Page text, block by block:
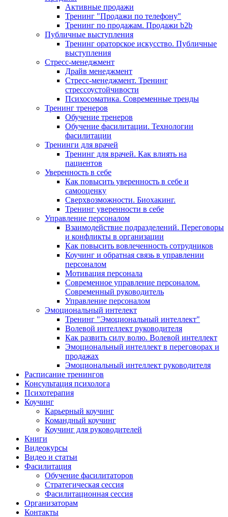
Активные продажи
Тренинг "Продажи по телефону"
Тренинг по продажам. Продажи b2b
Публичные выступления
Тренинг ораторское искусство. Публичные
выступления
Стресс-менеджмент
Драйв менеджмент
Стресс-менеджмент. Тренинг
стрессоустойчивости
Психосоматика. Современные тренды
Тренинг тренеров
Обучение тренеров
Обучение фасилитации. Технологии
фасилитации
Тренинги для врачей
Тренинг для врачей. Как влиять на
пациентов
Уверенность в себе
Как повысить уверенность в себе и
самооценку
Сверхвозможности. Биохакинг.
Тренинг уверенности в себе
Управление персоналом
Взаимодействие подразделений. Переговоры
и конфликты в организации
Как повысить вовлеченность сотрудников
Коучинг и обратная связь в управлении
персоналом
Мотивация персонала
Современное управление персоналом.
Современный руководитель
Управление персоналом
Эмоциональный интелект
Тренинг "Эмоциональный интеллект"
Волевой интеллект руководителя
Как развить силу волю. Волевой интеллект
Эмоциональный интеллект в переговорах и
продажах
Эмоциональный интеллект руководителя
Расписание тренингов
Консультация психолога
Психотерапия
Коучинг
Карьерный коучинг
Командный коучинг
Коучинг для руководителей
Книги
Видеокурсы
Видео и статьи
Фасилитация
Обучение фасилитаторов
Стратегическая сессия
Фасилитационная сессия
Организаторам
Контакты